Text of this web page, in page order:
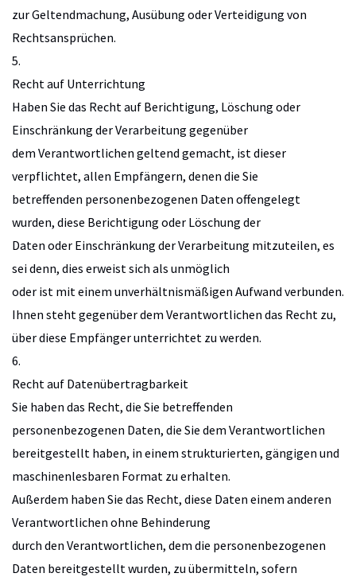
zur Geltendmachung, Ausübung oder Verteidigung von
Rechtsansprüchen.
5.
Recht auf Unterrichtung
Haben Sie das Recht auf Berichtigung, Löschung oder
Einschränkung der Verarbeitung gegenüber
dem Verantwortlichen geltend gemacht, ist dieser
verpflichtet, allen Empfängern, denen die Sie
betreffenden personenbezogenen Daten offengelegt
wurden, diese Berichtigung oder Löschung der
Daten oder Einschränkung der Verarbeitung mitzuteilen, es
sei denn, dies erweist sich als unmöglich
oder ist mit einem unverhältnismäßigen Aufwand verbunden.
Ihnen steht gegenüber dem Verantwortlichen das Recht zu,
über diese Empfänger unterrichtet zu werden.
6.
Recht auf Datenübertragbarkeit
Sie haben das Recht, die Sie betreffenden
personenbezogenen Daten, die Sie dem Verantwortlichen
bereitgestellt haben, in einem strukturierten, gängigen und
maschinenlesbaren Format zu erhalten.
Außerdem haben Sie das Recht, diese Daten einem anderen
Verantwortlichen ohne Behinderung
durch den Verantwortlichen, dem die personenbezogenen
Daten bereitgestellt wurden, zu übermitteln, sofern